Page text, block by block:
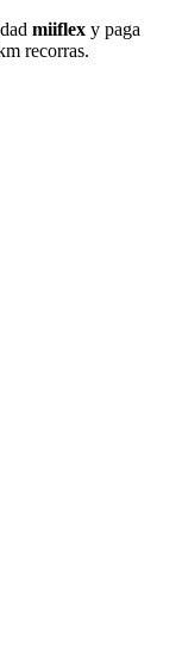
miiflex y paga
recorras.